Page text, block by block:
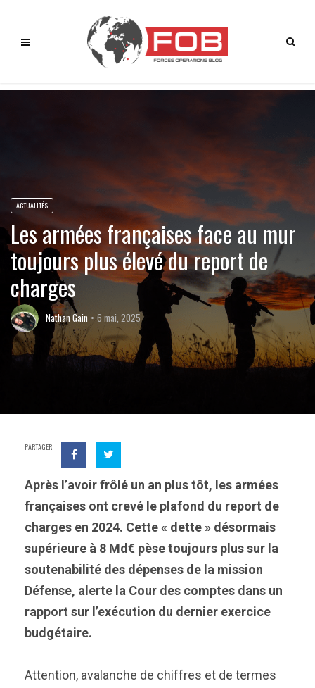
ACTUALITÉS
Les armées françaises face au mur
toujours plus élevé du report de
charges
Nathan Gain 6 mai, 2025
PARTAGER
Après l’avoir frôlé un an plus tôt, les armées
françaises ont crevé le plafond du report de
charges en 2024. Cette « dette » désormais
supérieure à 8 Md€ pèse toujours plus sur la
soutenabilité des dépenses de la mission
Défense, alerte la Cour des comptes dans un
rapport sur l’exécution du dernier exercice
budgétaire.
Attention, avalanche de chiffres et de termes